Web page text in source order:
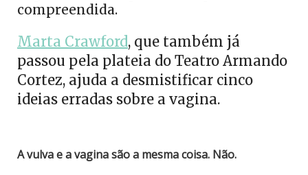
compreendida.
Marta Crawford, que também já
passou pela plateia do Teatro Armando
Cortez, ajuda a desmistificar cinco
ideias erradas sobre a vagina.
A vulva e a vagina são a mesma coisa. Não.